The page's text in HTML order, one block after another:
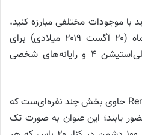
با موجودات مختلفی مبارزه کنید،
در تاریخ سه شنبه ۲۹ مرداد ماه (۲۰ آگست ۲۰۱۹ میلادی) برای
پلتفرم‌های ایکس‌باکس وان، پلی‌استیشن ۴ و رایانه‌های شخصی
بازی Remnant: From The Ashes حاوی بخش چند نفره‌ای‌ست که
یابند؛ این عنوان به صورت تک